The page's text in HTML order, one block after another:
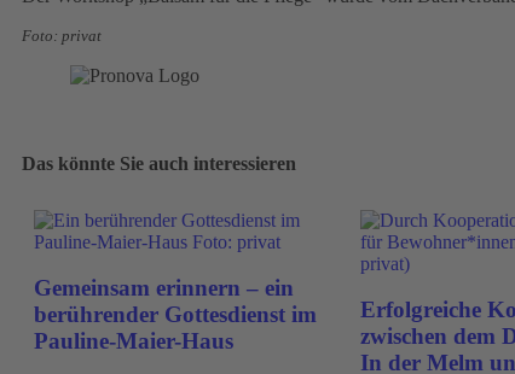
Foto: privat
Das könnte Sie auch interessieren
Gemeinsam erinnern – ein
berührender Gottesdienst im
Pauline-Maier-Haus
Erfolgreiche
zwischen dem
In der Melm